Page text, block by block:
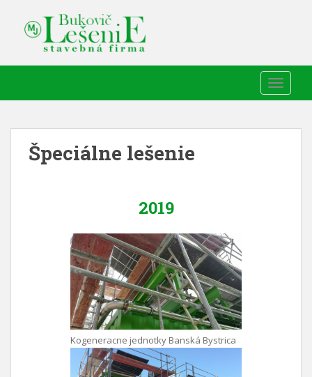
Špeciálne lešenie
2019
Kogeneracne jednotky Banská Bystrica